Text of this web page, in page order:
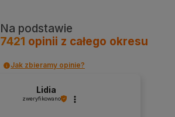
Na podstawie
7421 opinii z całego okresu
Jak zbieramy opinie?
Lidia
zweryfikowano